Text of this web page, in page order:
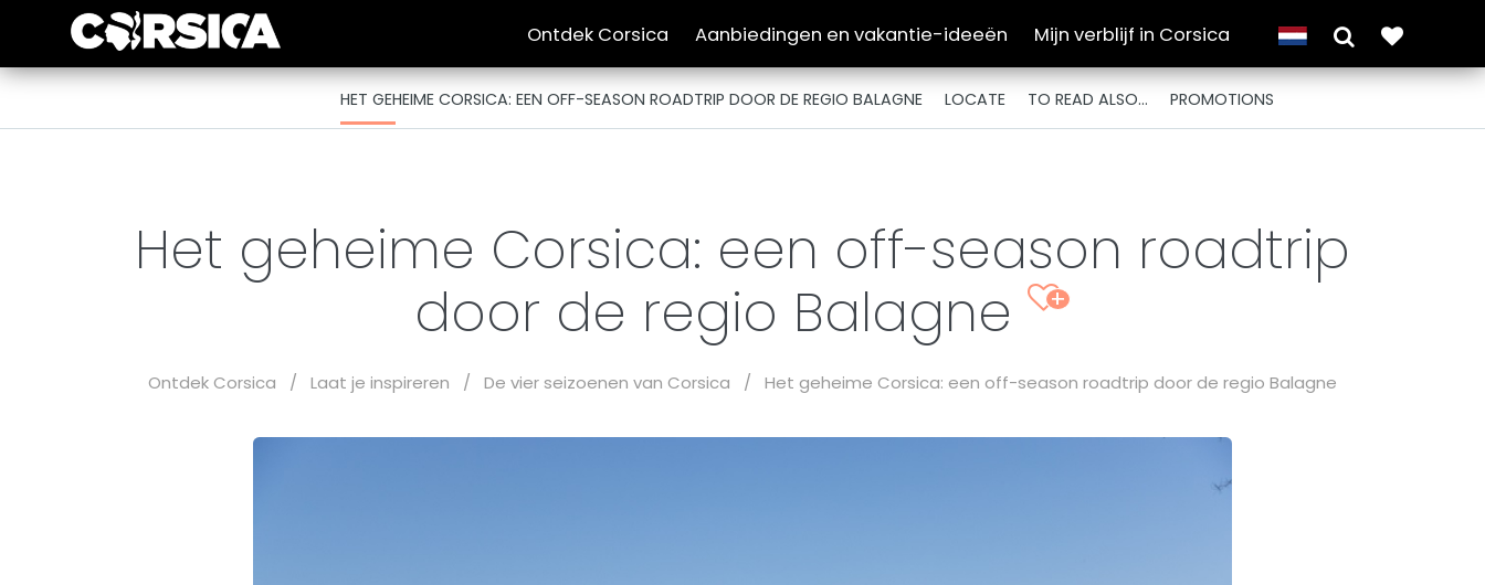
Ontdek Corsica Aanbiedingen en vakantie-ideeën Mijn verblijf in Corsica
HET GEHEIME CORSICA: EEN OFF-SEASON ROADTRIP DOOR DE REGIO BALAGNE LOCATE TO READ ALSO... PROMOTIONS
Het geheime Corsica: een off-season roadtrip
door de regio Balagne
+
Ontdek Corsica / Laat je inspireren / De vier seizoenen van Corsica / Het geheime Corsica: een off-season roadtrip door de regio Balagne